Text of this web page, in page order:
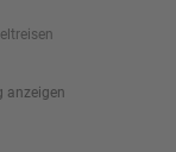
anzeigen